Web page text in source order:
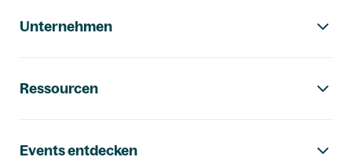
Unternehmen
Ressourcen
Events entdecken